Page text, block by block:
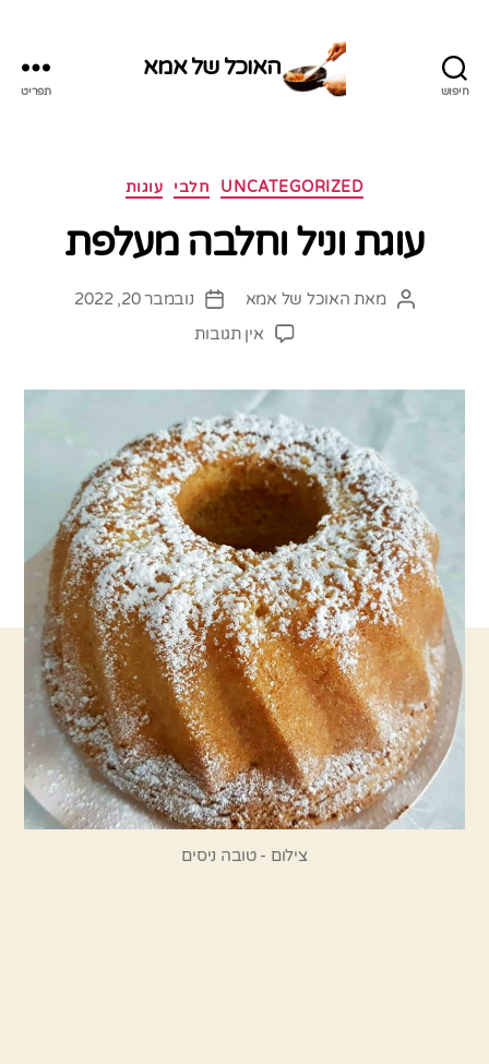
חיפוש
האוכל של אמא
תפריט
קטגוריותUNCATEGORIZED חלבי עוגות
עוגת וניל וחלבה מעלפת
המחבר
מאת האוכל של אמא
תאריךנובמבר 20, 2022
אין תגובותעל
מעלפת
צילום - טובה ניסים